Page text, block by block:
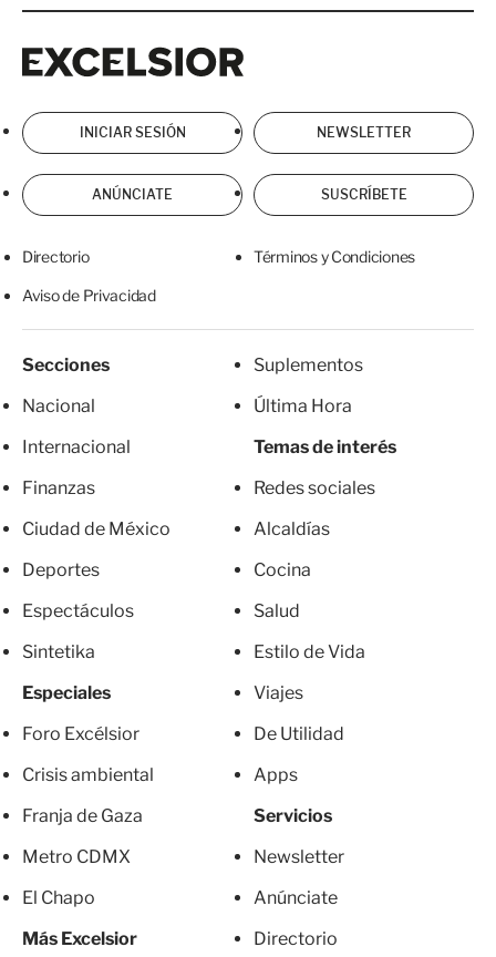
INICIAR SESIÓN NEWSLETTER
ANÚNCIATE SUSCRÍBETE
Directorio Términos y Condiciones
Aviso de Privacidad
Secciones
Nacional
Internacional
Finanzas
Ciudad de México
Deportes
Espectáculos
Sintetika
Especiales
Foro Excélsior
Crisis ambiental
Franja de Gaza
Metro CDMX
El Chapo
Más Excelsior
Suplementos
Última Hora
Temas de interés
Redes sociales
Alcaldías
Cocina
Salud
Estilo de Vida
Viajes
De Utilidad
Apps
Servicios
Newsletter
Anúnciate
Directorio